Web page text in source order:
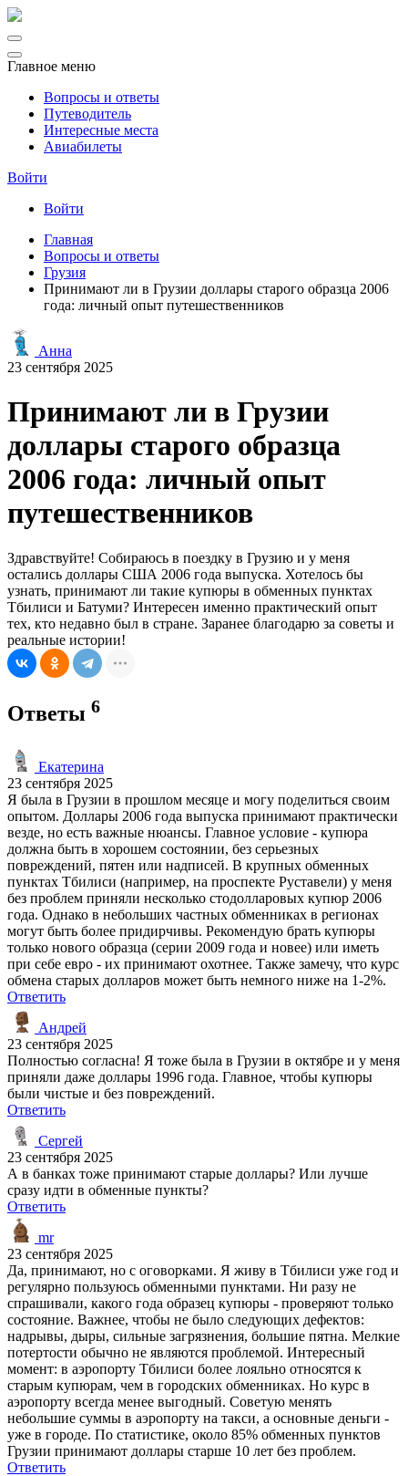
Главное меню
Вопросы и ответы
Путеводитель
Интересные места
Авиабилеты
Войти
Войти
Главная
Вопросы и ответы
Грузия
Принимают ли в Грузии доллары старого образца 2006
года: личный опыт путешественников
Анна
23 сентября 2025
Принимают ли в Грузии
доллары старого образца
2006 года: личный опыт
путешественников
Здравствуйте! Собираюсь в поездку в Грузию и у меня
остались доллары США 2006 года выпуска. Хотелось бы
узнать, принимают ли такие купюры в обменных пунктах
Тбилиси и Батуми? Интересен именно практический опыт
тех, кто недавно был в стране. Заранее благодарю за советы и
реальные истории!
Ответы 6
Екатерина
23 сентября 2025
Я была в Грузии в прошлом месяце и могу поделиться своим
опытом. Доллары 2006 года выпуска принимают практически
везде, но есть важные нюансы. Главное условие - купюра
должна быть в хорошем состоянии, без серьезных
повреждений, пятен или надписей. В крупных обменных
пунктах Тбилиси (например, на проспекте Руставели) у меня
без проблем приняли несколько стодолларовых купюр 2006
года. Однако в небольших частных обменниках в регионах
могут быть более придирчивы. Рекомендую брать купюры
только нового образца (серии 2009 года и новее) или иметь
при себе евро - их принимают охотнее. Также замечу, что курс
обмена старых долларов может быть немного ниже на 1-2%.
Ответить
Андрей
23 сентября 2025
Полностью согласна! Я тоже была в Грузии в октябре и у меня
приняли даже доллары 1996 года. Главное, чтобы купюры
были чистые и без повреждений.
Ответить
Сергей
23 сентября 2025
А в банках тоже принимают старые доллары? Или лучше
сразу идти в обменные пункты?
Ответить
mr
23 сентября 2025
Да, принимают, но с оговорками. Я живу в Тбилиси уже год и
регулярно пользуюсь обменными пунктами. Ни разу не
спрашивали, какого года образец купюры - проверяют только
состояние. Важнее, чтобы не было следующих дефектов:
надрывы, дыры, сильные загрязнения, большие пятна. Мелкие
потертости обычно не являются проблемой. Интересный
момент: в аэропорту Тбилиси более лояльно относятся к
старым купюрам, чем в городских обменниках. Но курс в
аэропорту всегда менее выгодный. Советую менять
небольшие суммы в аэропорту на такси, а основные деньги -
уже в городе. По статистике, около 85% обменных пунктов
Грузии принимают доллары старше 10 лет без проблем.
Ответить